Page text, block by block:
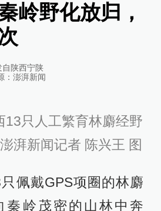
岭野化放归，
陕西宁陕
： 澎湃新闻
13只人工繁育林麝经野
湃新闻记者 陈兴王 图
佩戴GPS项圈的林麝
秦岭茂密的山林中奔